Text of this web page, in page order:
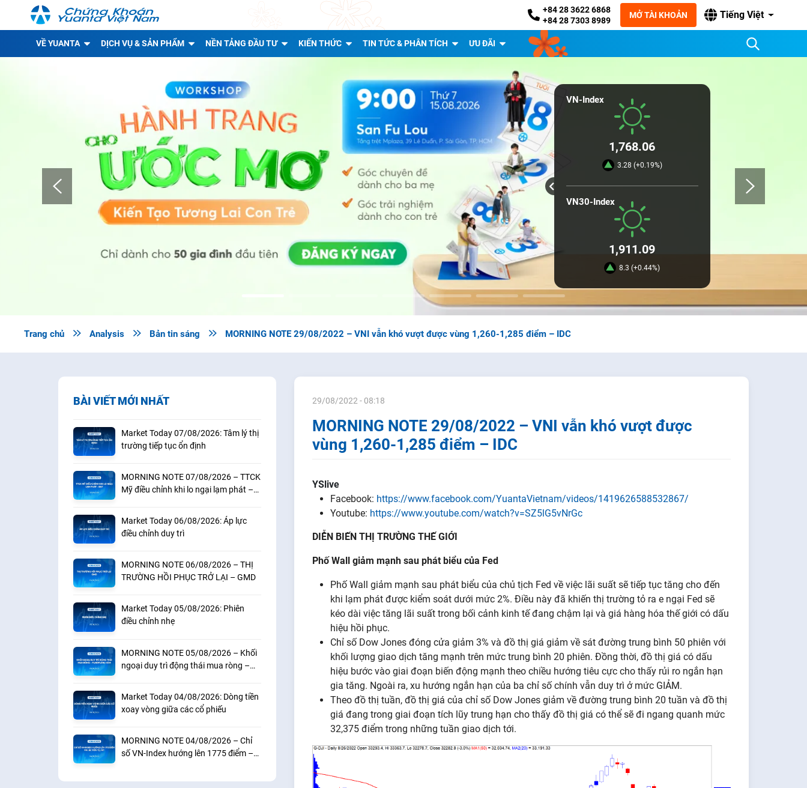
+84 28 3622 6868
+84 28 7303 8989
MỞ TÀI KHOẢN Tiếng Việt
VỀ YUANTA DỊCH VỤ & SẢN PHẨM NỀN TẢNG ĐẦU TƯ KIẾN THỨC TIN TỨC & PHÂN TÍCH ƯU ĐÃI
VN-Index
1,768.06
3.28 (+0.19%)
VN30-Index
1,911.09
8.3 (+0.44%)
Trang chủ  Analysis  Bản tin sáng  MORNING NOTE 29/08/2022 – VNI vẫn khó vượt được vùng 1,260-1,285 điểm – IDC
BÀI VIẾT MỚI NHẤT
Market Today 07/08/2026: Tâm lý thị
trường tiếp tục ổn định
MORNING NOTE 07/08/2026 – TTCK
Mỹ điều chỉnh khi lo ngại lạm phát –
Market Today 06/08/2026: Áp lực
điều chỉnh duy trì
MORNING NOTE 06/08/2026 – THỊ
TRƯỜNG HỒI PHỤC TRỞ LẠI – GMD
Market Today 05/08/2026: Phiên
điều chỉnh nhẹ
MORNING NOTE 05/08/2026 – Khối
ngoại duy trì động thái mua ròng –
Market Today 04/08/2026: Dòng tiền
xoay vòng giữa các cổ phiếu
MORNING NOTE 04/08/2026 – Chỉ
số VN-Index hướng lên 1775 điểm –
29/08/2022 - 08:18
MORNING NOTE 29/08/2022 – VNI vẫn khó vượt được
vùng 1,260-1,285 điểm – IDC
YSlive
Facebook: https://www.facebook.com/YuantaVietnam/videos/1419626588532867/
Youtube: https://www.youtube.com/watch?v=SZ5lG5vNrGc
DIỄN BIẾN THỊ TRƯỜNG THẾ GIỚI
PhốWallgiảm mạnh sau phát biểu của Fed
Phố Wall giảm mạnh sau phát biểu của chủ tịch Fed về việc lãi suất sẽ tiếp tục tăng cho đến
khi lạm phát được kiểm soát dưới mức 2%. Điều này đã khiến thị trường tỏ ra e ngại Fed sẽ
kéo dài việc tăng lãi suất trong bối cảnh kinh tế đang chậm lại và giá hàng hóa thế giới có dấu
hiệu hồi phục.
Chỉ số Dow Jones đóng cửa giảm 3% và đồ thị giá giảm về sát đường trung bình 50 phiên với
khối lượng giao dịch tăng mạnh trên mức trung bình 20 phiên. Đồng thời, đồ thị giá có dấu
hiệu bước vào giai đoạn biến động mạnh theo chiều hướng tiêu cực cho thấy rủi ro ngắn hạn
gia tăng. Ngoài ra, xu hướng ngắn hạn của ba chỉ số chính vẫn duy trì ở mức GIẢM.
Theo đồ thị tuần, đồ thị giá của chỉ số Dow Jones giảm về đường trung bình 20 tuần và đồ thị
giá đang trong giai đoạn tích lũy trung hạn cho thấy đồ thị giá có thể sẽ đi ngang quanh mức
32,375 điểm trong những tuần giao dịch tới.